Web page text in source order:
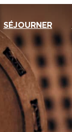
SÉJOURNER